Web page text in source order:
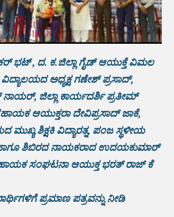
ಭಟ್ , ದ. ಕ.ಜಿಲ್ಲಾ ಗೈಡ್ ಆಯುಕ್ತೆ ವಿಮಲ
ಅಧ್ಯಕ್ಷ ಗಣೇಶ್ ಪ್ರಸಾದ್,
ನಾಯರ್, ಜಿಲ್ಲಾ ಕಾರ್ಯದರ್ಶಿ ಪ್ರತೀಮ್
ಆಯುಕ್ತರಾ ದೇವಿಪ್ರಸಾದ್ ಜಾಕೆ,
ಮುಖ್ಯ ಶಿಕ್ಷಕಿ ವಿದ್ಯಾರತ್ನ, ಪಂಜ ಸ್ಥಳೀಯ
ಶಿಬಿರದ ನಾಯಕರಾದ ಉದಯಕುಮಾರ್
ಸಂಘಟನಾ ಆಯುಕ್ತ ಭರತ್ ರಾಜ್ ಕೆ
ಪ್ರಮಾಣ ಪತ್ರವನ್ನು ನೀಡಿ